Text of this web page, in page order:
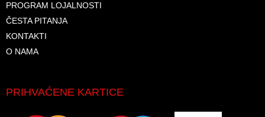
PROGRAM LOJALNOSTI
ČESTA PITANJA
KONTAKTI
O NAMA
PRIHVAĆENE KARTICE